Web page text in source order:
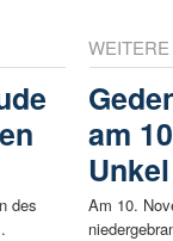
des
am
Unkel
Am 10.